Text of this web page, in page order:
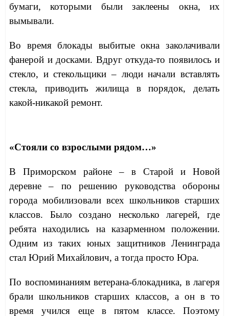
бумаги, которыми были заклеены окна, их
вымывали.
Во время блокады выбитые окна заколачивали
фанерой и досками. Вдруг откуда-то появилось и
стекло, и стекольщики – люди начали вставлять
стекла, приводить жилища в порядок, делать
какой-никакой ремонт.
«Стояли со взрослыми рядом…»
В Приморском районе – в Старой и Новой
деревне – по решению руководства обороны
города мобилизовали всех школьников старших
классов. Было создано несколько лагерей, где
ребята находились на казарменном положении.
Одним из таких юных защитников Ленинграда
стал Юрий Михайлович, а тогда просто Юра.
По воспоминаниям ветерана-блокадника, в лагеря
брали школьников старших классов, а он в то
время учился еще в пятом классе. Поэтому